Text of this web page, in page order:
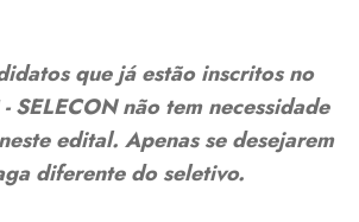
que já estão inscritos no
SELECON não tem necessidade
edital. Apenas se desejarem
diferente do seletivo.